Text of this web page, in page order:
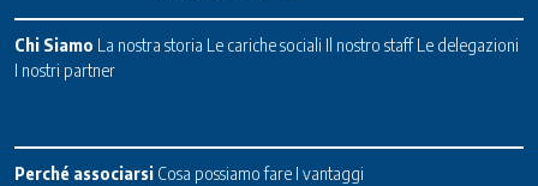
Chi Siamo La nostra storia Le cariche sociali Il nostro staff Le delegazioni
I nostri partner
Perché associarsi Cosa possiamo fare I vantaggi